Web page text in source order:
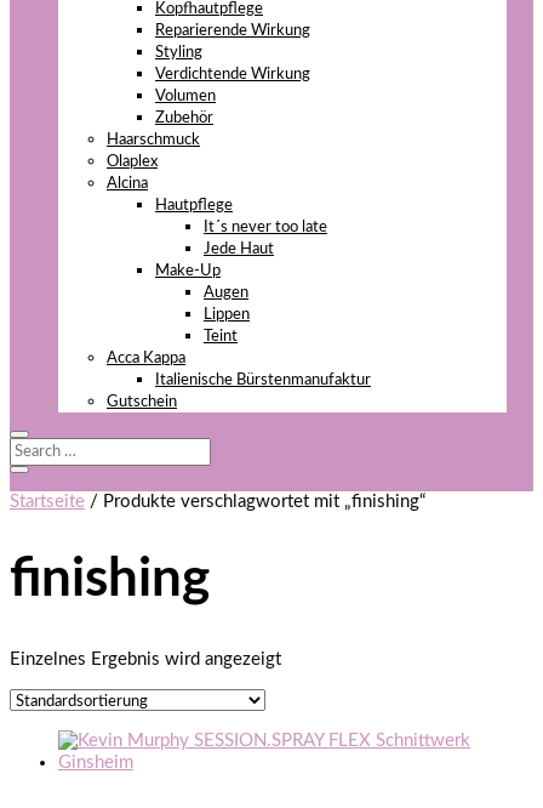
Kopfhautpflege
Reparierende Wirkung
Styling
Verdichtende Wirkung
Volumen
Zubehör
Haarschmuck
Olaplex
Alcina
Hautpflege
It´s never too late
Jede Haut
Make-Up
Augen
Lippen
Teint
Acca Kappa
Italienische Bürstenmanufaktur
Gutschein
Startseite / Produkte verschlagwortet mit „finishing“
finishing
Einzelnes Ergebnis wird angezeigt